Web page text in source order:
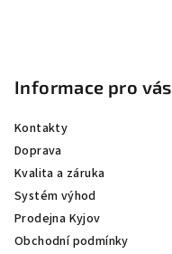
Informace pro vás
Kontakty
Doprava
Kvalita a záruka
Systém výhod
Prodejna Kyjov
Obchodní podmínky